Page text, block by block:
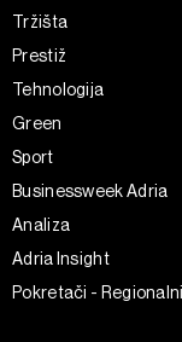
Tržišta
Prestiž
Tehnologija
Green
Sport
Businessweek Adria
Analiza
Adria Insight
Pokretači -